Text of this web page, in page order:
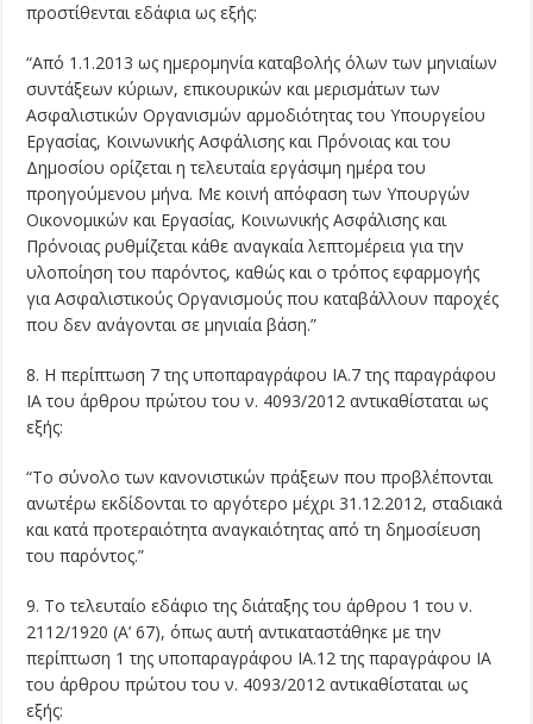
προστίθενται εδάφια ως εξής:
“Από 1.1.2013 ως ημερομηνία καταβολής όλων των μηνιαίων
συντάξεων κύριων, επικουρικών και μερισμάτων των
Ασφαλιστικών Οργανισμών αρμοδιότητας του Υπουργείου
Εργασίας, Κοινωνικής Ασφάλισης και Πρόνοιας και του
Δημοσίου ορίζεται η τελευταία εργάσιμη ημέρα του
προηγούμενου μήνα. Με κοινή απόφαση των Υπουργών
Οικονομικών και Εργασίας, Κοινωνικής Ασφάλισης και
Πρόνοιας ρυθμίζεται κάθε αναγκαία λεπτομέρεια για την
υλοποίηση του παρόντος, καθώς και ο τρόπος εφαρμογής
για Ασφαλιστικούς Οργανισμούς που καταβάλλουν παροχές
που δεν ανάγονται σε μηνιαία βάση.”
8. Η περίπτωση 7 της υποπαραγράφου ΙΑ.7 της παραγράφου
ΙΑ του άρθρου πρώτου του ν. 4093/2012 αντικαθίσταται ως
εξής:
“Το σύνολο των κανονιστικών πράξεων που προβλέπονται
ανωτέρω εκδίδονται το αργότερο μέχρι 31.12.2012, σταδιακά
και κατά προτεραιότητα αναγκαιότητας από τη δημοσίευση
του παρόντος.”
9. Το τελευταίο εδάφιο της διάταξης του άρθρου 1 του ν.
2112/1920 (Α’ 67), όπως αυτή αντικαταστάθηκε με την
περίπτωση 1 της υποπαραγράφου ΙΑ.12 της παραγράφου ΙΑ
του άρθρου πρώτου του ν. 4093/2012 αντικαθίσταται ως
εξής: